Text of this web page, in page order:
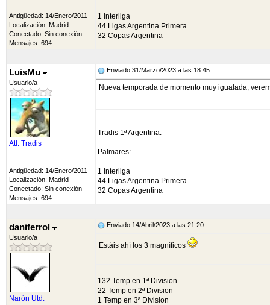
Antigüedad: 14/Enero/2011
Localización: Madrid
Conectado: Sin conexión
Mensajes: 694
1 Interliga
44 Ligas Argentina Primera
32 Copas Argentina
LuisMu
Usuario/a
Atl. Tradis
Antigüedad: 14/Enero/2011
Localización: Madrid
Conectado: Sin conexión
Mensajes: 694
Enviado 31/Marzo/2023 a las 18:45
Nueva temporada de momento muy igualada,
Tradis 1ª Argentina.
Palmares:
1 Interliga
44 Ligas Argentina Primera
32 Copas Argentina
daniferrol
Usuario/a
Narón Utd.
Enviado 14/Abril/2023 a las 21:20
Estáis ahí los 3 magníficos
132 Temp en 1ª Division
22 Temp en 2ª Division
1 Temp en 3ª Division